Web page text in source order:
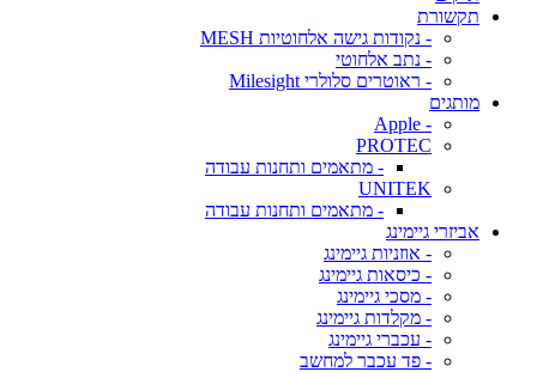
תקשורת
- נקודות גישה אלחוטיות MESH
- נתב אלחוטי
- ראוטרים סלולרי Milesight
מותגים
- Apple
PROTEC
- מתאמים ותחנות עבודה
UNITEK
- מתאמים ותחנות עבודה
אביזרי גיימינג
- אוזניות גיימינג
- כיסאות גיימינג
- מסכי גיימינג
- מקלדות גיימינג
- עכברי גיימינג
- פד עכבר למחשב